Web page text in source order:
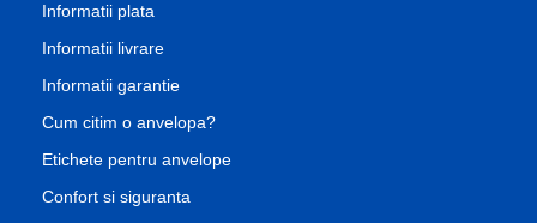
Informatii plata
Informatii livrare
Informatii garantie
Cum citim o anvelopa?
Etichete pentru anvelope
Confort si siguranta